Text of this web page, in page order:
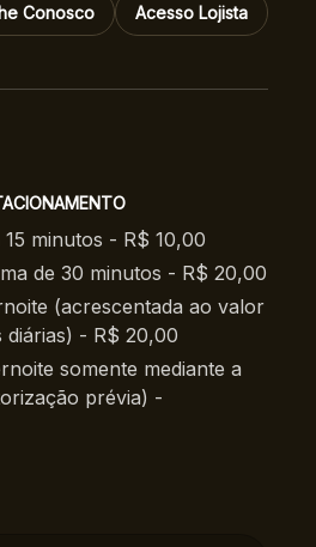
Conosco Acesso Lojista
15 minutos - R$ 10,00
de 30 minutos - R$ 20,00
(acrescentada ao valor
diárias) - R$ 20,00
somente mediante a
prévia) -